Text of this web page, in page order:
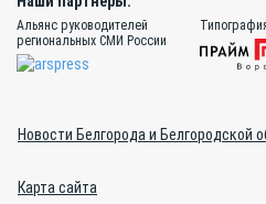
Альянс руководителей
региональных СМИ России
Новости Белгорода и Белгородской
Карта сайта